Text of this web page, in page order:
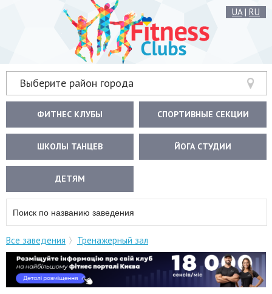
UA| RU
Выберите район города
ФИТНЕС КЛУБЫ СПОРТИВНЫЕ СЕКЦИИ
ШКОЛЫ ТАНЦЕВ ЙОГА СТУДИИ
ДЕТЯМ
Все заведения Тренажерный зал